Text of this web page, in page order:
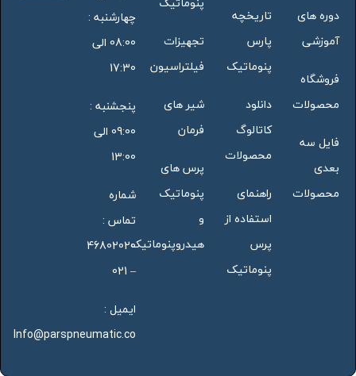
دوره های
آموزشی
فروشگاه
محصولات
فایل سه
بعدی
محصولات
تاریخچه
پارس
پنوماتیک
دانلود
کاتالوگ
محصولات
راهنمای
استفاده از
پرس
پنوماتیک
تجهیزات
فیلتراسیون
شیر های
فرمان
پرس های
پنوماتیک
و
هیدروپنوماتیک
چهارشنبه :
08:00 الی
17:30
پنجشنبه :
09:00 الی
13:00
شماره
تماس :
46802020
– 021
ایمیل :
Info@parspneumatic.co